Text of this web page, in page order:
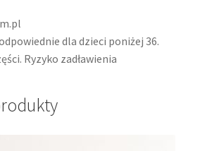
dla dzieci poniżej 36.
Ryzyko zadławienia